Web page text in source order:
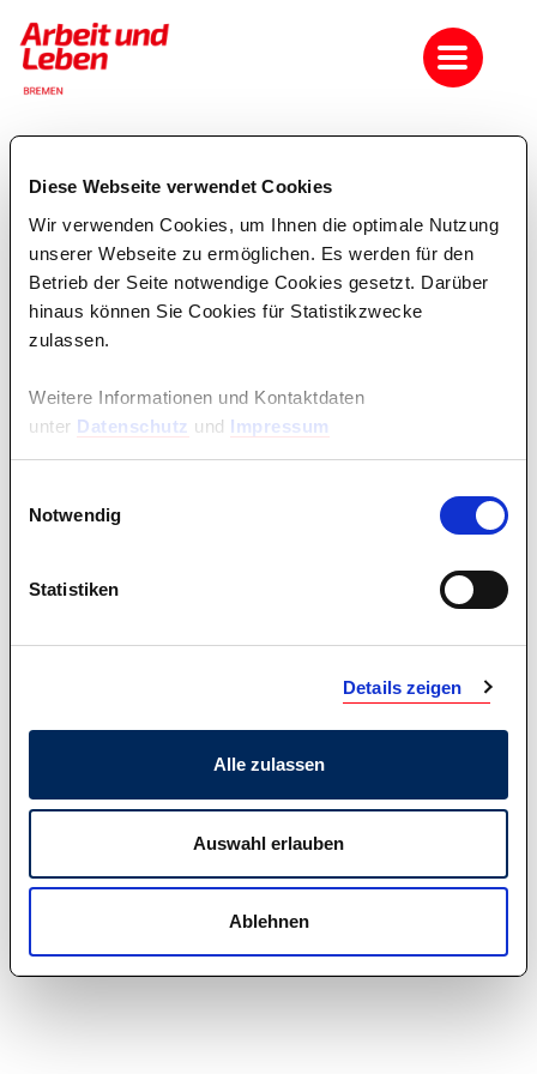
Diese Webseite verwendet Cookies
Wir verwenden Cookies, um Ihnen die optimale Nutzung
unserer Webseite zu ermöglichen. Es werden für den
Betrieb der Seite notwendige Cookies gesetzt. Darüber
hinaus können Sie Cookies für Statistikzwecke
zulassen.
Weitere Informationen und Kontaktdaten
unter Datenschutz und Impressum
Notwendig
Statistiken
Details zeigen
Alle zulassen
Auswahl erlauben
Ablehnen
Seminare sortiert nachDatumoderTitel
Die Suche ergab keine Treffer!